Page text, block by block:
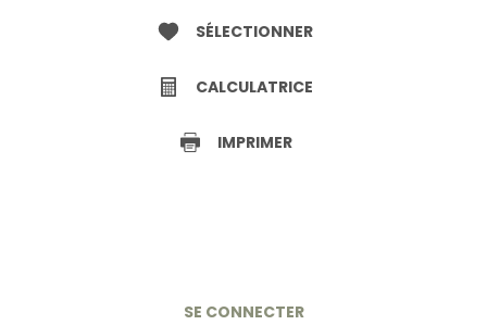
SÉLECTIONNER
CALCULATRICE
IMPRIMER
SE CONNECTER